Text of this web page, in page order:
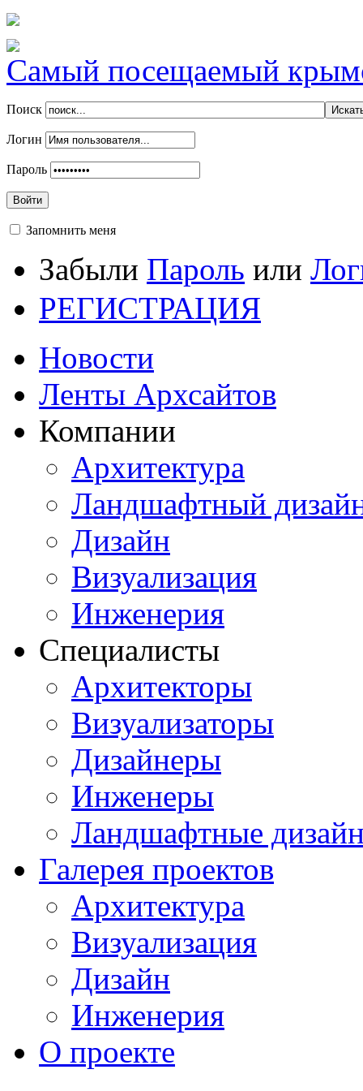
Самый посещаемый
Поиск
Логин
Пароль
Войти
Запомнить меня
Забыли Пароль или
РЕГИСТРАЦИЯ
Новости
Ленты Архсайтов
Компании
Архитектура
Ландшафтный
Дизайн
Визуализация
Инженерия
Специалисты
Архитекторы
Визуализаторы
Дизайнеры
Инженеры
Ландшафтные
Галерея проектов
Архитектура
Визуализация
Дизайн
Инженерия
О проекте